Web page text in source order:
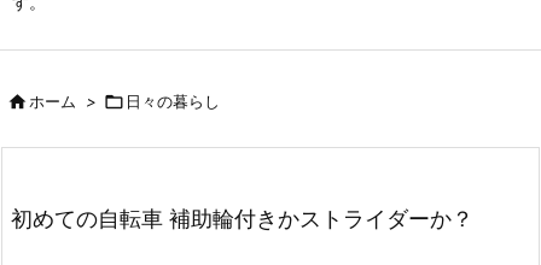

ホーム >  日々の暮らし
初めての自転車 補助輪付きかストライダーか？